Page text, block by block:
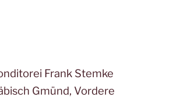
Frank Stemke
Gmünd, Vordere